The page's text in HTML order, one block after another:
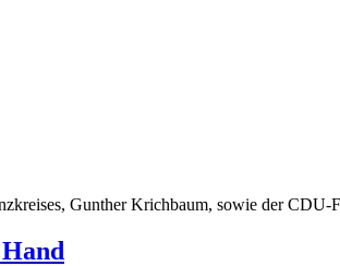
Gunther Krichbaum, sowie der